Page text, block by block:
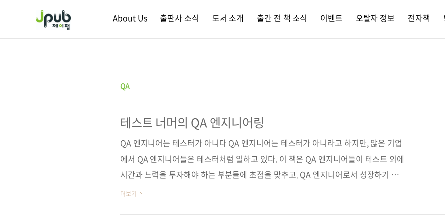
About Us 출판사 소식 도서 소개 출간 전 책 소식 이벤트 오탈자 정보 전자책
QA
테스트 너머의 QA 엔지니어링
QA 엔지니어는 테스터가 아니다 QA 엔지니어는 테스터가 아니라고 하지만, 많은 기업
에서 QA 엔지니어들은 테스터처럼 일하고 있다. 이 책은 QA 엔지니어들이 테스트 외에
시간과 노력을 투자해야 하는 부분들에 초점을 맞추고, QA 엔지니어로서 성장하기 위
해 필요한 마인드셋과 나아가야 할 방향을 제시한다. 여기에 더해 부록으로 QA 엔지니
더보기